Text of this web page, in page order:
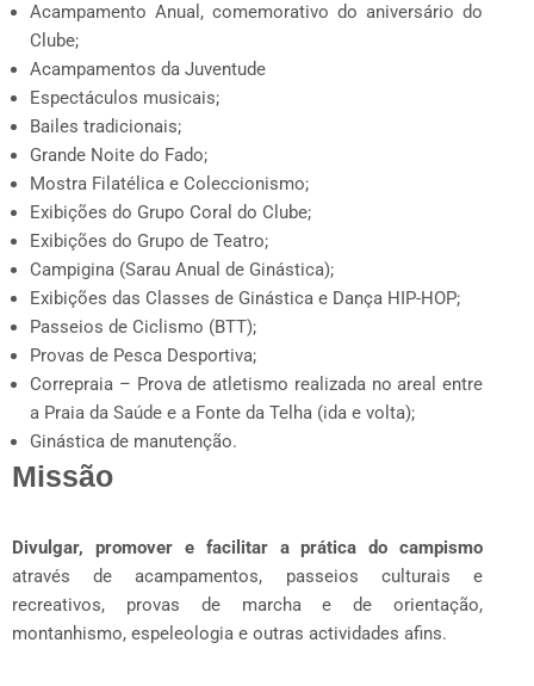
Acampamento Anual, comemorativo do aniversário do
Clube;
Acampamentos da Juventude
Espectáculos musicais;
Bailes tradicionais;
Grande Noite do Fado;
Mostra Filatélica e Coleccionismo;
Exibições do Grupo Coral do Clube;
Exibições do Grupo de Teatro;
Campigina (Sarau Anual de Ginástica);
Exibições das Classes de Ginástica e Dança HIP-HOP;
Passeios de Ciclismo (BTT);
Provas de Pesca Desportiva;
Correpraia – Prova de atletismo realizada no areal entre
a Praia da Saúde e a Fonte da Telha (ida e volta);
Ginástica de manutenção.
Missão
Divulgar, promover e facilitar a prática do campismo
através de acampamentos, passeios culturais e
recreativos, provas de marcha e de orientação,
montanhismo, espeleologia e outras actividades afins.